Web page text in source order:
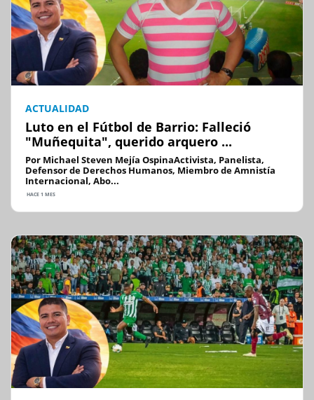
ACTUALIDAD
Luto en el Fútbol de Barrio: Falleció
"Muñequita", querido arquero ...
Por Michael Steven Mejía OspinaActivista, Panelista,
Defensor de Derechos Humanos, Miembro de Amnistía
Internacional, Abo...
HACE 1 MES